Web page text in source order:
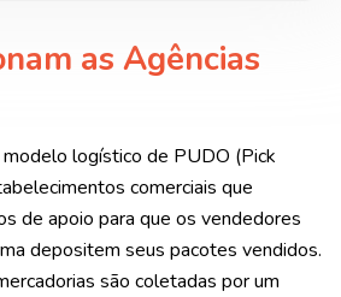
as Agências
logístico de PUDO (Pick
comerciais que
de apoio para que os vendedores
depositem seus pacotes vendidos.
são coletadas por um